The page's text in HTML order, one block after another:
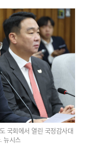
국회에서 열린 국정감사대
뉴시스